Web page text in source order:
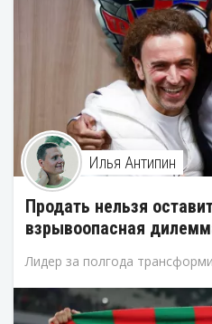
Илья Антипин
Продать нельзя
взрывоопасная
Лидер за полгода